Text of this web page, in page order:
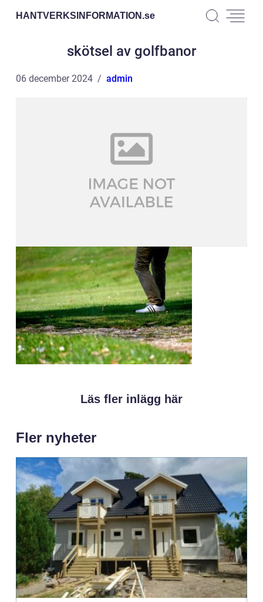
HANTVERKSINFORMATION.se
skötsel av golfbanor
06 december 2024 admin
Läs fler inlägg här
Fler nyheter